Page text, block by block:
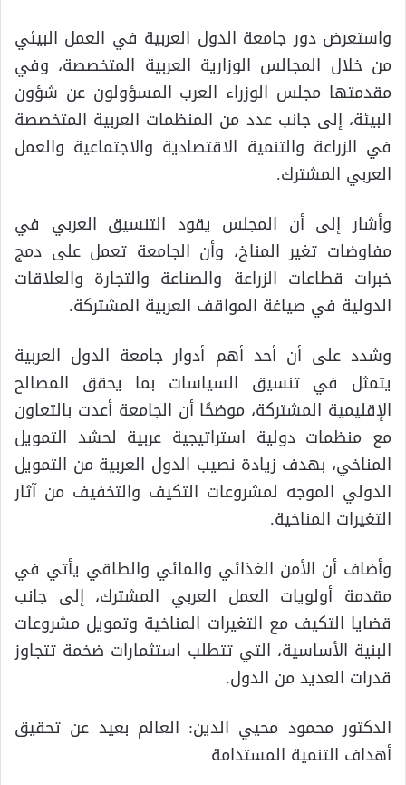
واستعرض دور جامعة الدول العربية في العمل البيئي
من خلال المجالس الوزارية العربية المتخصصة، وفي
مقدمتها مجلس الوزراء العرب المسؤولون عن شؤون
البيئة، إلى جانب عدد من المنظمات العربية المتخصصة
في الزراعة والتنمية الاقتصادية والاجتماعية والعمل
العربي المشترك.
وأشار إلى أن المجلس يقود التنسيق العربي في
مفاوضات تغير المناخ، وأن الجامعة تعمل على دمج
خبرات قطاعات الزراعة والصناعة والتجارة والعلاقات
الدولية في صياغة المواقف العربية المشتركة.
وشدد على أن أحد أهم أدوار جامعة الدول العربية
يتمثل في تنسيق السياسات بما يحقق المصالح
الإقليمية المشتركة، موضحًا أن الجامعة أعدت بالتعاون
مع منظمات دولية استراتيجية عربية لحشد التمويل
المناخي، بهدف زيادة نصيب الدول العربية من التمويل
الدولي الموجه لمشروعات التكيف والتخفيف من آثار
التغيرات المناخية.
وأضاف أن الأمن الغذائي والمائي والطاقي يأتي في
مقدمة أولويات العمل العربي المشترك، إلى جانب
قضايا التكيف مع التغيرات المناخية وتمويل مشروعات
البنية الأساسية، التي تتطلب استثمارات ضخمة تتجاوز
قدرات العديد من الدول.
الدكتور محمود محيي الدين: العالم بعيد عن تحقيق
أهداف التنمية المستدامة